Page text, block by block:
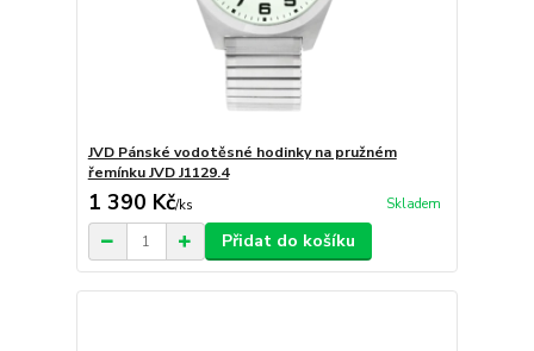
JVD Pánské vodotěsné hodinky na pružném
řemínku JVD J1129.4
1 390 Kč/ks Skladem
Přidat do košíku